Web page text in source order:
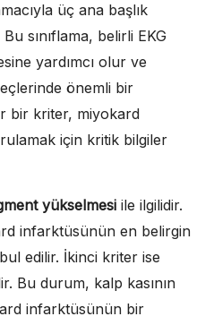
üç ana başlık
Bu sınıflama, belirli EKG
yardımcı olur ve
önemli bir
bir kriter, miyokard
için kritik bilgiler
yükselmesi ile ilgilidir.
infarktüsünün en belirgin
edilir. İkinci kriter ise
Bu durum, kalp kasının
infarktüsünün bir